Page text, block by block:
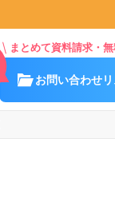
まとめて資料請求・
お問い合わせ